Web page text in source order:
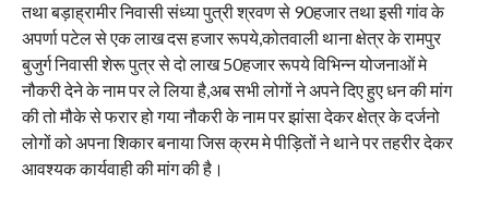
तथा बड़ाह्रामीर निवासी संध्या पुत्री श्रवण से 90हजार तथा इसी गांव के
अपर्णा पटेल से एक लाख दस हजार रूपये,कोतवाली थाना क्षेत्र के रामपुर
बुजुर्ग निवासी शेरू पुत्र से दो लाख 50हजार रूपये विभिन्न योजनाओं मे
नौकरी देने के नाम पर ले लिया है,अब सभी लोगों ने अपने दिए हुए धन की मांग
की तो मौके से फरार हो गया नौकरी के नाम पर झांसा देकर क्षेत्र के दर्जनो
लोगों को अपना शिकार बनाया जिस क्रम मे पीड़ितों ने थाने पर तहरीर देकर
आवश्यक कार्यवाही की मांग की है।